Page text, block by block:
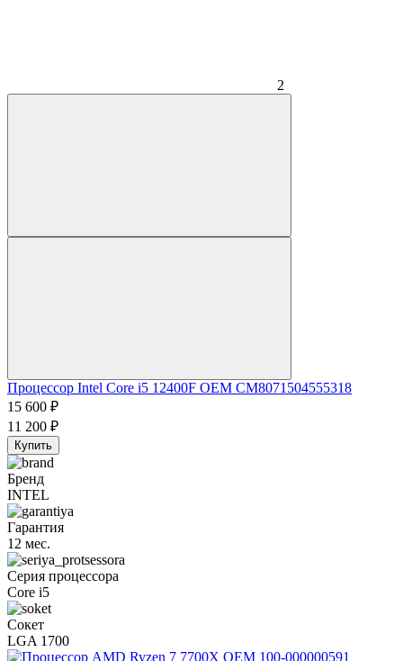
2
Процессор Intel Core i5 12400F OEM CM8071504555318
15 600 ₽
11 200 ₽
Купить
Бренд
INTEL
Гарантия
12 мес.
Серия процессора
Core i5
Сокет
LGA 1700